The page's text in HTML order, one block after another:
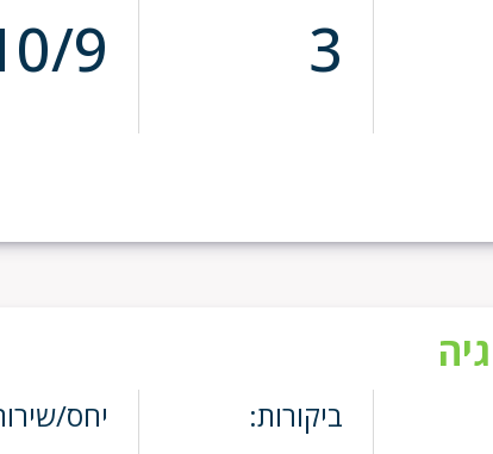
3
9
ביקורות: יחס/